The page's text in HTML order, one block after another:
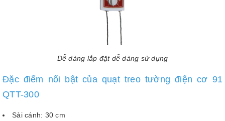
Dễ dàng lắp đặt dễ dàng sử dụng
Đặc điểm nổi bật của quạt treo tường điện cơ 91
QTT-300
Sải cánh: 30 cm